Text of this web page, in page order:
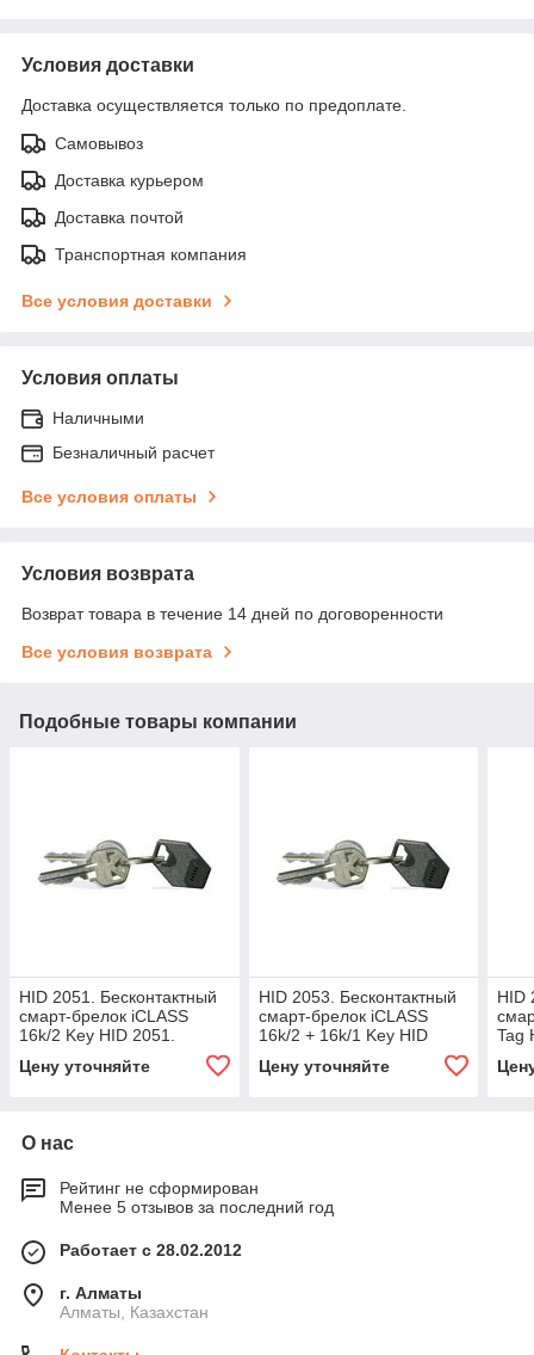
Условия доставки
Доставка осуществляется только по предоплате.
Самовывоз
Доставка курьером
Доставка почтой
Транспортная компания
Все условия доставки
Условия оплаты
Наличными
Безналичный расчет
Все условия оплаты
Условия возврата
Возврат товара в течение 14 дней по договоренности
Все условия возврата
Подобные товары компании
HID 2051. Бесконтактный
смарт-брелок iCLASS
16k/2 Key HID 2051.
брелок iCLASS 16k/2 Key
Цену уточняйте
HID 2053. Бесконтактный
смарт-брелок iCLASS
16k/2 + 16k/1 Key HID
смарт-брелок iCLASS
Цену уточняйте
HID
Tag
О нас
Рейтинг не сформирован
Менее 5 отзывов за последний год
Работает с 28.02.2012
г. Алматы
Алматы, Казахстан